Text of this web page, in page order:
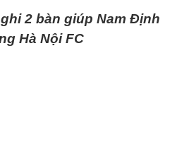
2 bàn giúp Nam Định
Hà Nội FC